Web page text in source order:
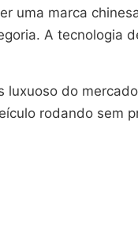
uma marca
A tecnologia
luxuoso do
rodando sem